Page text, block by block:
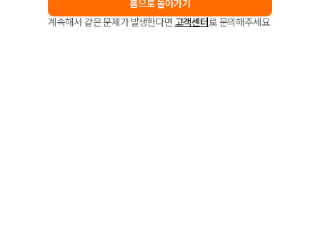
홈으로 돌아가기
계속해서 같은 문제가 발생한다면 고객센터로 문의해주세요.